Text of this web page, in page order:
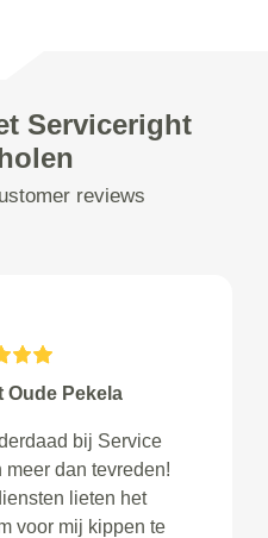
Serviceright
reviews
Oude Pekela
bij Service
meer dan tevreden!
lieten het
voor mij kippen te